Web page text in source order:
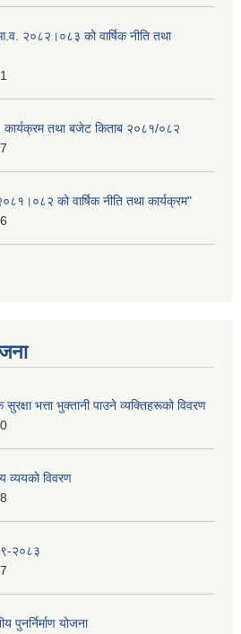
२०८२।०८३ को वार्षिक नीति तथा
कार्यक्रम तथा बजेट किताब २०८१/०८२
को वार्षिक नीति तथा कार्यक्रम"
भत्ता भुक्तानी पाउने व्यक्तिहरूको विवरण
व्ययको विवरण
२०८३
पुनर्निर्माण योजना